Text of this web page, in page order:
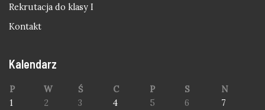
Rekrutacja do klasy I
Kontakt
Kalendarz
P W Ś C P S
N
1
2 3 4 5 6
7